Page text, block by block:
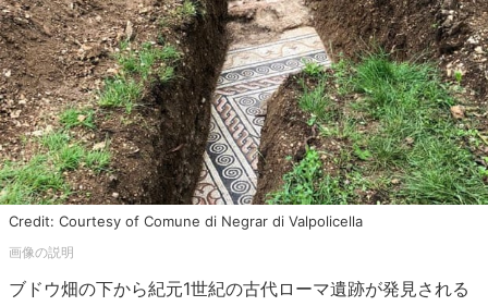
Credit: Courtesy of Comune di Negrar di Valpolicella
ブドウ畑の下から紀元1世紀の古代ローマ遺跡が発見される